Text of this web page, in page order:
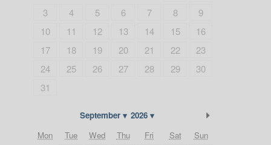
3
4 5 6 7 8
9
10
11 12 13 14 15
16
17
18 19 20 21 22
23
24
25 26 27 28 29
30
31
September 2026
Mon Tue Wed Thu Fri Sat Sun